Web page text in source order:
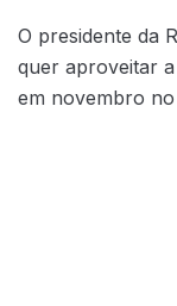
O presidente da
quer aproveitar
em novembro no